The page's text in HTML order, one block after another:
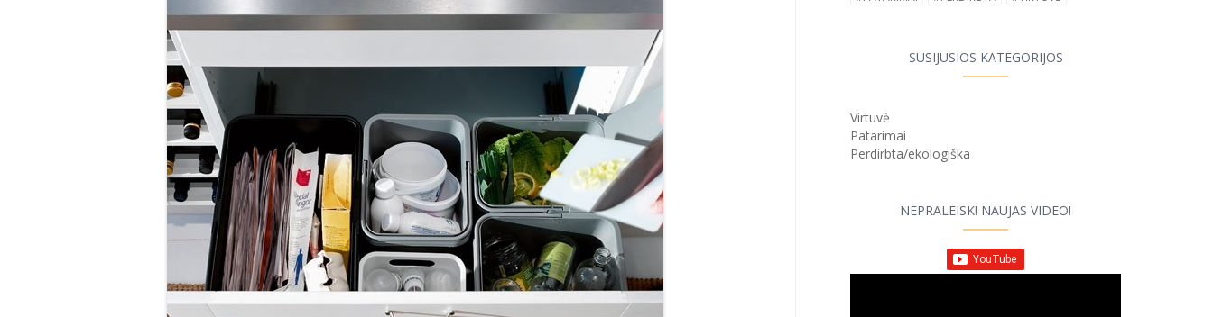
SUSIJUSIOS KATEGORIJOS
Virtuvė
Patarimai
Perdirbta/ekologiška
NEPRALEISK! NAUJAS VIDEO!